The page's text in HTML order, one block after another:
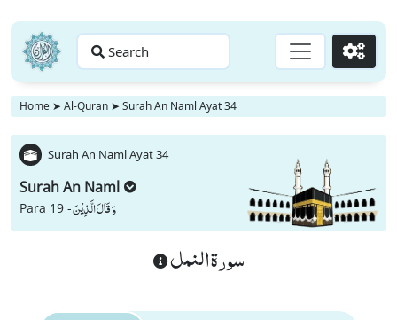
Search Go
Home ➤ Al-Quran ➤ Surah An Naml Ayat 34
Surah An Naml Ayat 34
Surah An Naml
Para 19 -وَ قَالَ الَّذِیْنَ
سورة النمل